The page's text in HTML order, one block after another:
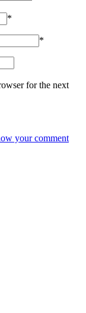
*
*
for the next
your comment